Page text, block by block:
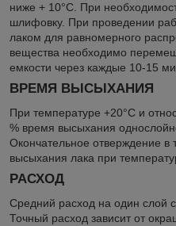
ниже + 10°С. При
шлифовку. При проведении
лаком для равномерного
вещества необходимо
емкости через каждыe 10-15
ВРЕМЯ ВЫСЫХАНИЯ
При температуре +20°С и
% время высыхания
Окончательное отверждение в
высыхания лака при
РАСХОД
Средний расход на один слой
Точный расход зависит от